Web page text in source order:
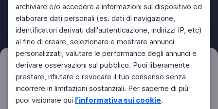
archiviare e/o accedere a informazioni sul dispositivo ed
elaborare dati personali (es. dati di navigazione,
identificatori derivati dall'autenticazione, indirizzi IP, etc)
al fine di creare, selezionare e mostrare annunci
personalizzati, valutare le performance degli annunci e
derivare osservazioni sul pubblico. Puoi liberamente
prestare, rifiutare o revocare il tuo consenso senza
incorrere in limitazioni sostanziali. Per saperne di più
puoi visionare qui l'informativa sui cookie.
Filtri Azzera